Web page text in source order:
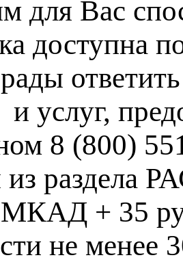
для Вас
доступна
и услуг,
8 (800)
из раздела
МКАД + 35
не менее